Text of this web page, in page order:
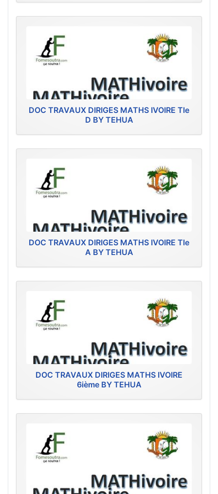
DOC TRAVAUX DIRIGES MATHS IVOIRE Tle
D BY TEHUA
DOC TRAVAUX DIRIGES MATHS IVOIRE Tle
A BY TEHUA
DOC TRAVAUX DIRIGES MATHS IVOIRE
6ième BY TEHUA